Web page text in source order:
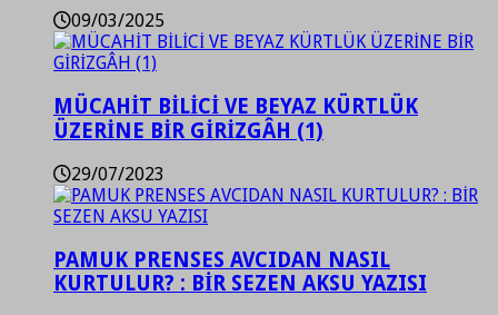
09/03/2025
MÜCAHİT BİLİCİ VE BEYAZ KÜRTLÜK
ÜZERİNE BİR GİRİZGÂH (1)
29/07/2023
PAMUK PRENSES AVCIDAN NASIL
KURTULUR? : BİR SEZEN AKSU YAZISI